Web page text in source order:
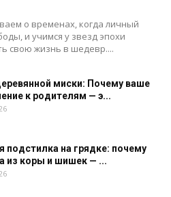
о временах, когда личный
и учимся у звезд эпохи
свою жизнь в шедевр....
миски: Почему ваше
к родителям — э...
подстилка на грядке: почему
из коры и шишек — ...